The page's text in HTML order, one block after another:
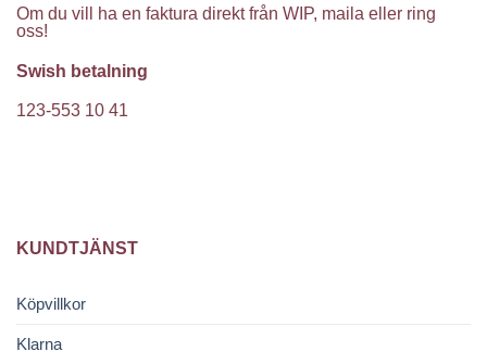
Om du vill ha en faktura direkt från WIP, maila eller ring
oss!
Swish betalning
123-553 10 41
KUNDTJÄNST
Köpvillkor
Klarna